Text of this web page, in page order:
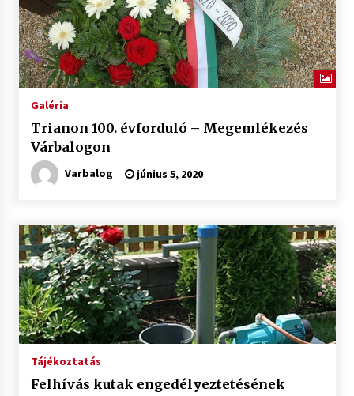
Galéria
Trianon 100. évforduló – Megemlékezés
Várbalogon
Varbalog június 5, 2020
Tájékoztatás
Felhívás kutak engedélyeztetésének